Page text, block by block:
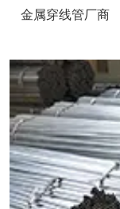
金属穿线管厂商